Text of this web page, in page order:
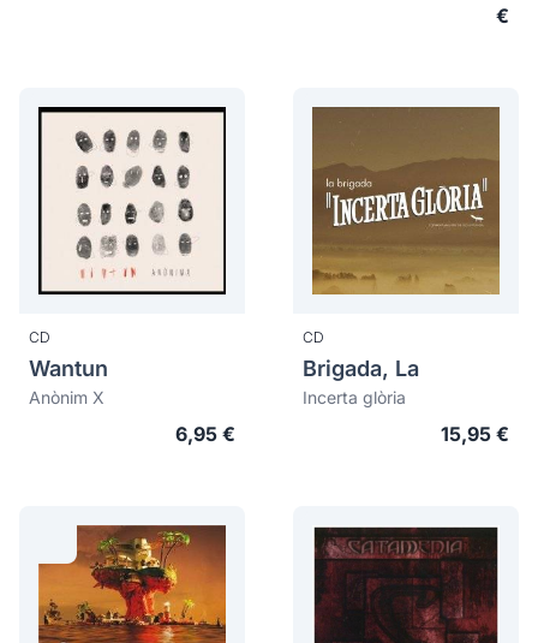
€
CD
Wantun
Anònim X
6,95 €
CD
Brigada, La
Incerta glòria
15,95 €